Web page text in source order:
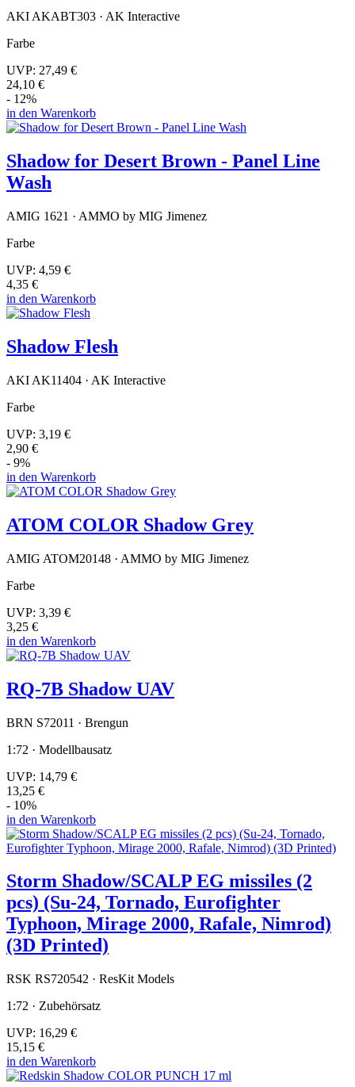
AKI AKABT303 · AK Interactive
Farbe
UVP: 27,49 €
24,10 €
- 12%
in den Warenkorb
Shadow for Desert Brown - Panel Line
Wash
AMIG 1621 · AMMO by MIG Jimenez
Farbe
UVP: 4,59 €
4,35 €
in den Warenkorb
Shadow Flesh
AKI AK11404 · AK Interactive
Farbe
UVP: 3,19 €
2,90 €
- 9%
in den Warenkorb
ATOM COLOR Shadow Grey
AMIG ATOM20148 · AMMO by MIG Jimenez
Farbe
UVP: 3,39 €
3,25 €
in den Warenkorb
RQ-7B Shadow UAV
BRN S72011 · Brengun
1:72 · Modellbausatz
UVP: 14,79 €
13,25 €
- 10%
in den Warenkorb
Storm Shadow/SCALP EG missiles (2
pcs) (Su-24, Tornado, Eurofighter
Typhoon, Mirage 2000, Rafale, Nimrod)
(3D Printed)
RSK RS720542 · ResKit Models
1:72 · Zubehörsatz
UVP: 16,29 €
15,15 €
in den Warenkorb